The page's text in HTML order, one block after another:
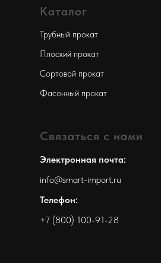
Каталог
Трубный прокат
Плоский прокат
Сортовой прокат
Фасонный прокат
Связаться с нами
Электронная почта:
info@smart-import.ru
Телефон:
+7 (800) 100-91-28